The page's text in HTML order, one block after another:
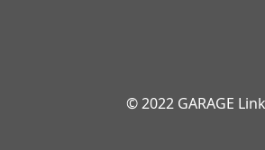
© 2022 GARAGE